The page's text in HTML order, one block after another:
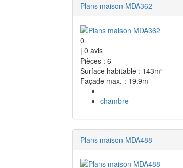
Plans maison MDA362
0
| 0 avis
Pièces : 6
Surface habitable : 143m²
Façade max. : 19.9m
chambre
Plans maison MDA488